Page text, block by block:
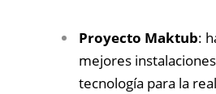
Proyecto Maktub:
mejores
tecnología para la